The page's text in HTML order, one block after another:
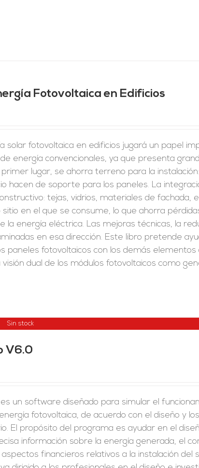
Fotovoltaica en Edificios
solar fotovoltaica en edificios jugará un papel
energía convencionales, ya que presenta
lugar, se ahorra terreno para la
hacen de soporte para los paneles. La
tejas, vidrios, materiales de fachada,
en el que se consume, lo que ahorra
la energía eléctrica. Las mejoras técnicas, la
en esa dirección. Este libro pretende
paneles fotovoltaicos con los demás
visión dual de los módulos fotovoltaicos como
Sin stock
V6.0
un software diseñado para simular el
fotovoltaica, de acuerdo con el diseño y
El propósito del programa es ayudar en el
información sobre la energía generada, el
financieros relativos a la instalación del